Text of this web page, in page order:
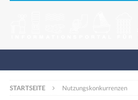
STARTSEITE Nutzungskonkurrenzen